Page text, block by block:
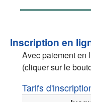
Inscription en
Avec paiement en
(cliquer sur le
Tarifs